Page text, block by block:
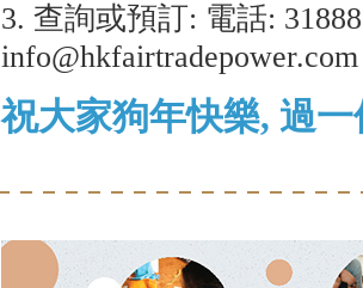
3. 查詢或預訂: 電話:
info@hkfairtradepower.com
祝大家狗年快樂, 過